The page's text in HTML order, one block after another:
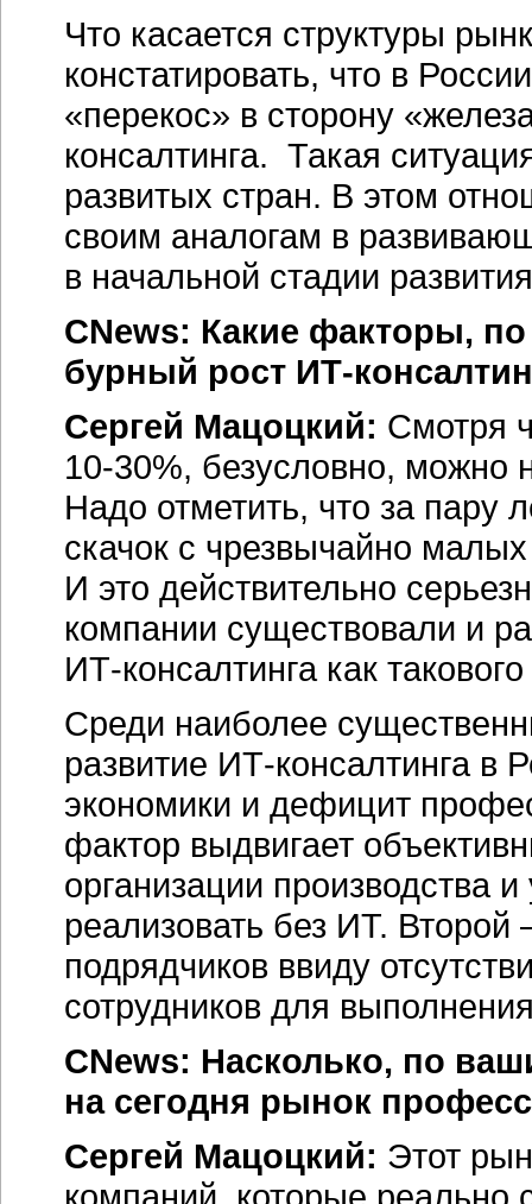
Что касается структуры
констатировать, что в
«перекос» в сторону
консалтинга. Такая
развитых стран. В этом
своим аналогам в
в начальной стадии
CNews: Какие факторы,
бурный рост ИТ-
Сергей Мацоцкий: Смотря
10-30%, безусловно, можно
Надо отметить, что за пару
скачок с чрезвычайно
И это действительно
компании существовали и
ИТ-консалтингакак
Среди наиболее
развитие ИТ-консалтингав
экономики и дефицит
фактор выдвигает
организации производства
реализовать без ИТ.
подрядчиков ввиду
сотрудников для
CNews: Насколько, по
на сегодня рынок
Сергей Мацоцкий: Этот